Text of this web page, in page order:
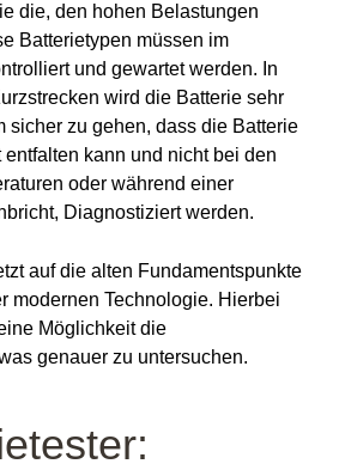
die, den hohen Belastungen
Batterietypen müssen im
und gewartet werden. In
wird die Batterie sehr
sicher zu gehen, dass die Batterie
kann und nicht bei den
oder während einer
Diagnostiziert werden.
auf die alten Fundamentspunkte
modernen Technologie. Hierbei
Möglichkeit die
genauer zu untersuchen.